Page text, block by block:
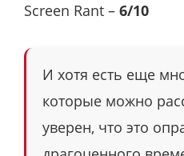
Screen Rant – 6/10
И хотя есть еще
которые можно
уверен, что это